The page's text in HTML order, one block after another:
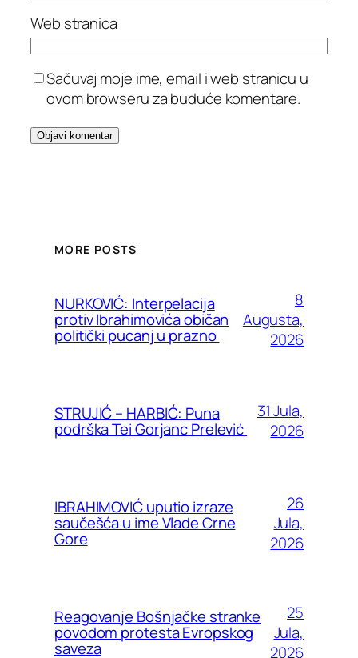
Web stranica
Sačuvaj moje ime, email i web stranicu u
ovom browseru za buduće komentare.
MORE POSTS
NURKOVIĆ: Interpelacija
protiv Ibrahimovića običan
politički pucanj u prazno
8
Augusta,
2026
STRUJIĆ – HARBIĆ: Puna
podrška Tei Gorjanc Prelević
31 Jula,
2026
IBRAHIMOVIĆ uputio izraze
saučešća u ime Vlade Crne
Gore
26
Jula,
2026
Reagovanje Bošnjačke stranke
povodom protesta Evropskog
saveza
25
Jula,
2026